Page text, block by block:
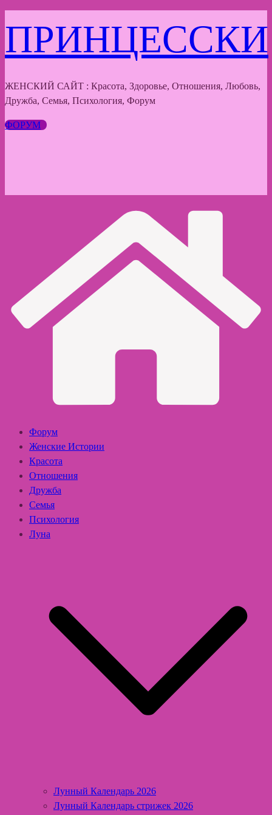
к
содержимому
ПРИНЦЕССКИ
ЖЕНСКИЙ САЙТ : Красота, Здоровье, Отношения, Любовь,
Дружба, Семья, Психология, Форум
ФОРУМ
Форум
Женские Истории
Красота
Отношения
Дружба
Семья
Психология
Луна
Лунный Календарь 2026
Лунный Календарь стрижек 2026